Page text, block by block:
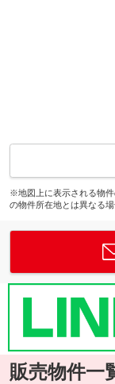
※地図上に表示される物
の物件所在地とは異なる場
販売物件一